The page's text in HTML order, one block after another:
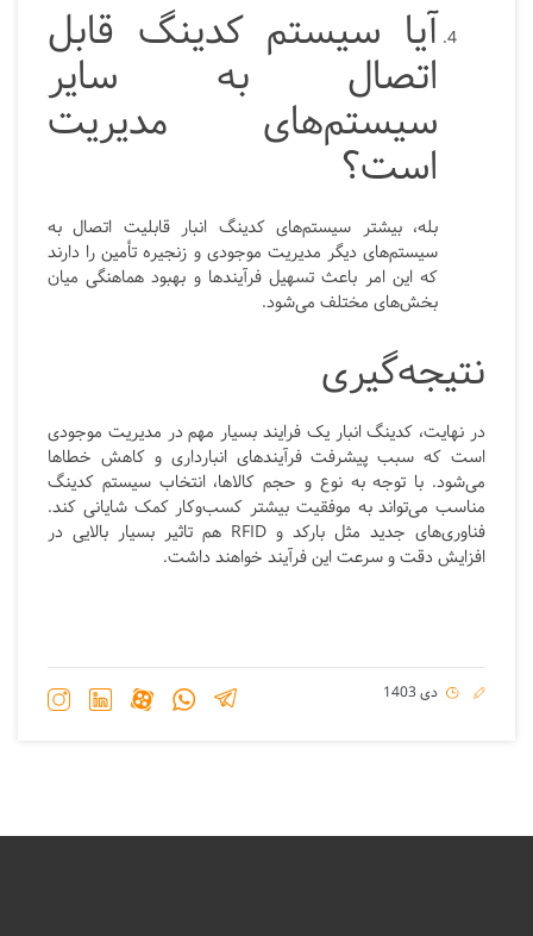
آیا سیستم کدینگ قابل
اتصال به سایر
سیستم‌های مدیریت
است؟
بله، بیشتر سیستم‌های کدینگ انبار قابلیت اتصال به
سیستم‌های دیگر مدیریت موجودی و زنجیره تأمین را دارند
که این امر باعث تسهیل فرآیندها و بهبود هماهنگی میان
بخش‌های مختلف می‌شود.
نتیجه‌گیری
در نهایت، کدینگ انبار یک فرایند بسیار مهم در مدیریت موجودی
است که سبب پیشرفت فرآیندهای انبارداری و کاهش خطاها
می‌شود. با توجه به نوع و حجم کالاها، انتخاب سیستم کدینگ
مناسب می‌تواند به موفقیت بیشتر کسب‌وکار کمک شایانی کند.
فناوری‌های جدید مثل بارکد و RFID هم تاثیر بسیار بالایی در
افزایش دقت و سرعت این فرآیند خواهند داشت.
دی 1403